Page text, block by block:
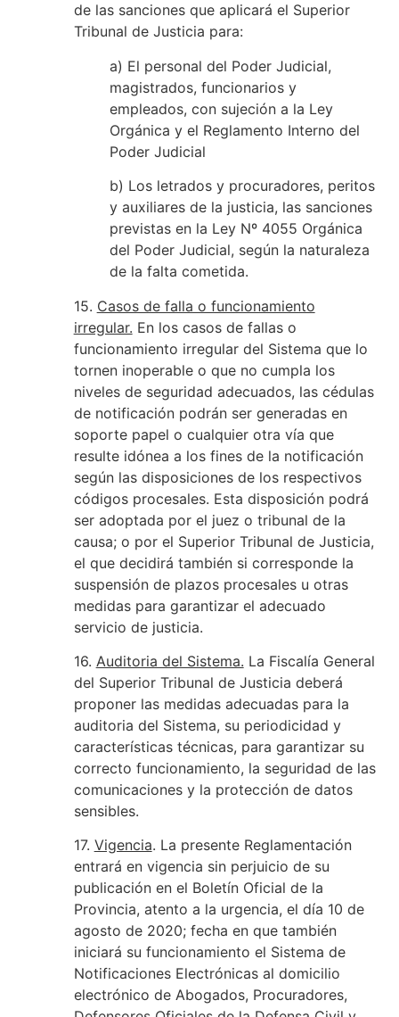
de las sanciones que aplicará el Superior
Tribunal de Justicia para:
a) El personal del Poder Judicial,
magistrados, funcionarios y
empleados, con sujeción a la Ley
Orgánica y el Reglamento Interno del
Poder Judicial
b) Los letrados y procuradores, peritos
y auxiliares de la justicia, las sanciones
previstas en la Ley Nº 4055 Orgánica
del Poder Judicial, según la naturaleza
de la falta cometida.
15. Casos de falla o funcionamiento
irregular. En los casos de fallas o
funcionamiento irregular del Sistema que lo
tornen inoperable o que no cumpla los
niveles de seguridad adecuados, las cédulas
de notificación podrán ser generadas en
soporte papel o cualquier otra vía que
resulte idónea a los fines de la notificación
según las disposiciones de los respectivos
códigos procesales. Esta disposición podrá
ser adoptada por el juez o tribunal de la
causa; o por el Superior Tribunal de Justicia,
el que decidirá también si corresponde la
suspensión de plazos procesales u otras
medidas para garantizar el adecuado
servicio de justicia.
16. Auditoria del Sistema. La Fiscalía General
del Superior Tribunal de Justicia deberá
proponer las medidas adecuadas para la
auditoria del Sistema, su periodicidad y
características técnicas, para garantizar su
correcto funcionamiento, la seguridad de las
comunicaciones y la protección de datos
sensibles.
17. Vigencia. La presente Reglamentación
entrará en vigencia sin perjuicio de su
publicación en el Boletín Oficial de la
Provincia, atento a la urgencia, el día 10 de
agosto de 2020; fecha en que también
iniciará su funcionamiento el Sistema de
Notificaciones Electrónicas al domicilio
electrónico de Abogados, Procuradores,